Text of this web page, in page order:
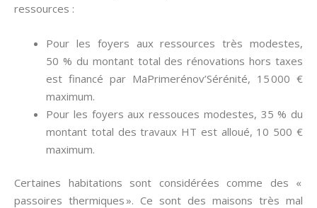
ressources :
Pour les foyers aux ressources très modestes,
50 % du montant total des rénovations hors taxes
est financé par MaPrimerénov’Sérénité, 15 000 €
maximum.
Pour les foyers aux ressouces modestes, 35 % du
montant total des travaux HT est alloué, 10 500 €
maximum.
Certaines habitations sont considérées comme des «
passoires thermiques ». Ce sont des maisons très mal